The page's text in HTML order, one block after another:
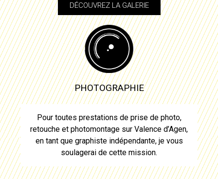
DÉCOUVREZ LA GALERIE
PHOTOGRAPHIE
Pour toutes prestations de prise de photo,
retouche et photomontage sur Valence d’Agen,
en tant que graphiste indépendante, je vous
soulagerai de cette mission.